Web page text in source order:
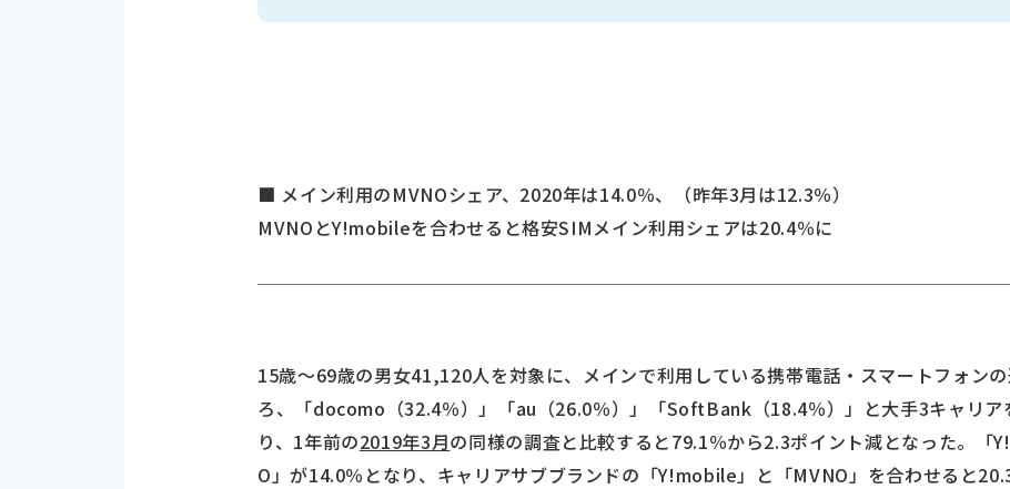
■ メイン利用のMVNOシェア、2020年は14.0％、（昨年3月は12.3％）
MVNOとY!mobileを合わせると格安SIMメイン利用シェアは20.4％に
15歳～69歳の男女41,120人を対象に、メインで利用している携帯電話・スマートフォン
ろ、「docomo（32.4％）」「au（26.0％）」「SoftBank（18.4％）」と大手3キャリア
り、1年前の2019年3月の同様の調査と比較すると79.1％から2.3ポイント減となった。「
O」が14.0％となり、キャリアサブブランドの「Y!mobile」と「MVNO」を合わせると